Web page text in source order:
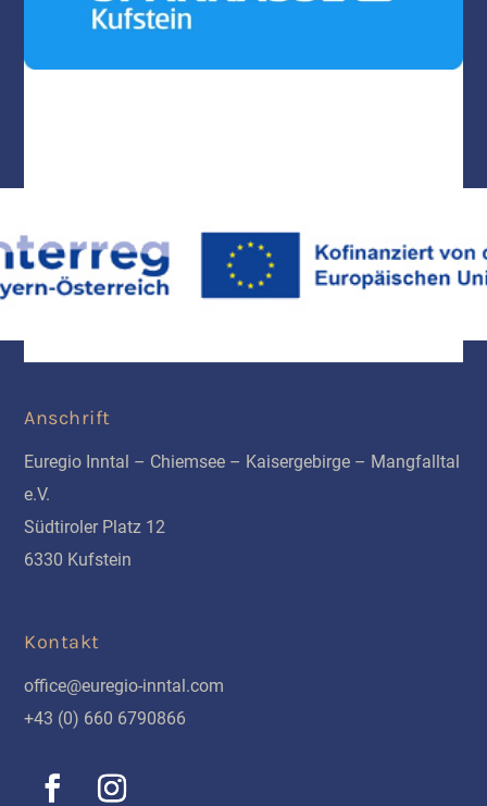
Anschrift
Euregio Inntal – Chiemsee – Kaisergebirge – Mangfalltal
e.V.
Südtiroler Platz 12
6330 Kufstein
Kontakt
office@euregio-inntal.com
+43 (0) 660 6790866